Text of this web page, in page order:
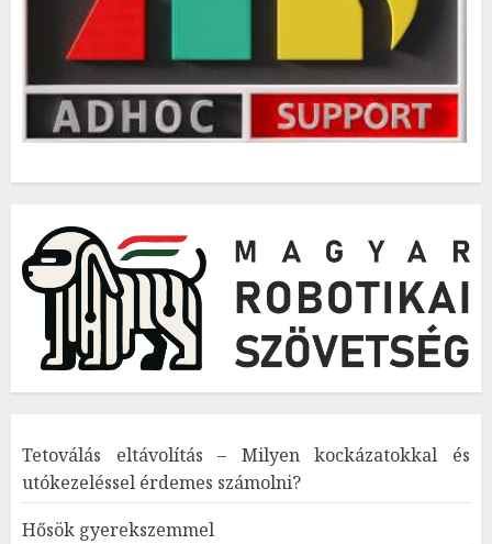
Tetoválás eltávolítás – Milyen kockázatokkal és
utókezeléssel érdemes számolni?
Hősök gyerekszemmel